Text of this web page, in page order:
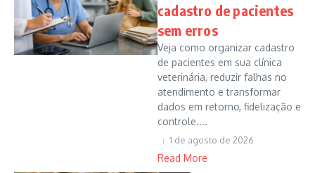
cadastro de pacientes
sem erros
Veja como organizar cadastro
de pacientes em sua clínica
veterinária, reduzir falhas no
atendimento e transformar
dados em retorno, fidelização e
controle....
1 de agosto de 2026
Read More